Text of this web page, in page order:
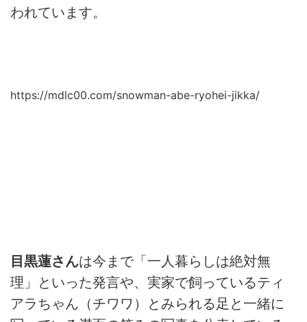
われています。
https://mdlc00.com/snowman-abe-ryohei-jikka/
目黒蓮さんは今まで「一人暮らしは絶対無
理」といった発言や、実家で飼っているティ
アラちゃん（チワワ）とみられる足と一緒に